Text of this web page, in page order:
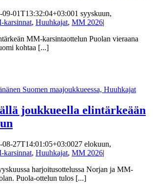
09-01T13:32:04+03:001 syyskuun,
karsinnat, Huuhkajat, MM 2026|
MM-karsintaottelun Puolan vieraana
kohtaa [...]
joukkueella elintärkeään
08-27T14:01:05+03:0027 elokuun,
karsinnat, Huuhkajat, MM 2026|
harjoitusottelussa Norjan ja MM-
Puola-ottelun tulos [...]